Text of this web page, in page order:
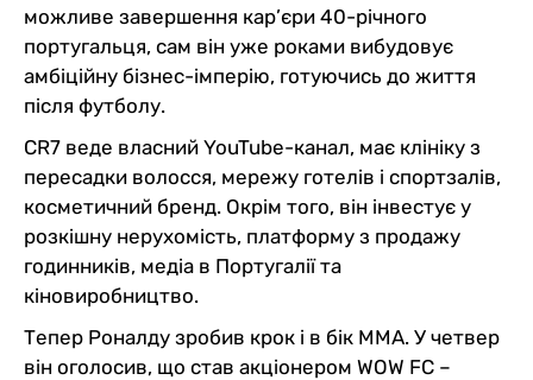
можливе завершення кар’єри 40-річного
португальця, сам він уже роками вибудовує
амбіційну бізнес-імперію, готуючись до життя
після футболу.
CR7 веде власний YouTube-канал, має клініку з
пересадки волосся, мережу готелів і спортзалів,
косметичний бренд. Окрім того, він інвестує у
розкішну нерухомість, платформу з продажу
годинників, медіа в Португалії та
кіновиробництво.
Тепер Роналду зробив крок і в бік ММА. У четвер
він оголосив, що став акціонером WOW FC –